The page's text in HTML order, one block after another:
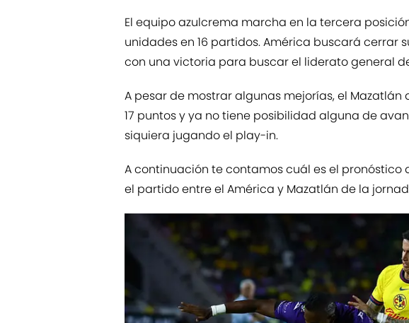
El equipo azulcrema marcha en la tercera
unidades en 16 partidos. América buscará cerrar
con una victoria para buscar el liderato general
A pesar de mostrar algunas mejorías, el
17 puntos y ya no tiene posibilidad alguna de
siquiera jugando el play-in.
A continuación te contamos cuál es el
el partido entre el América y Mazatlán de la